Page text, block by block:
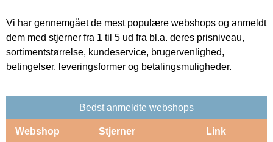
Vi har gennemgået de mest populære webshops og anmeldt
dem med stjerner fra 1 til 5 ud fra bl.a. deres prisniveau,
sortimentstørrelse, kundeservice, brugervenlighed,
betingelser, leveringsformer og betalingsmuligheder.
Bedst anmeldte webshops
Webshop Stjerner Link